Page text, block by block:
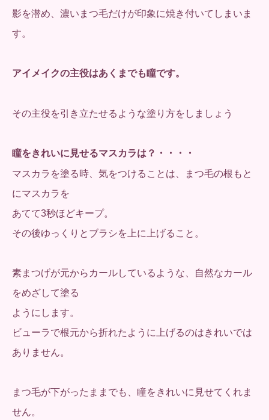
影を潜め、濃いまつ毛だけが印象に焼き付いてしまいま
す。
アイメイクの主役はあくまでも瞳です。
その主役を引き立たせるような塗り方をしましょう
瞳をきれいに見せるマスカラは？・・・・
マスカラを塗る時、気をつけることは、まつ毛の根もと
にマスカラを
あてて3秒ほどキープ。
その後ゆっくりとブラシを上に上げること。
素まつげが元からカールしているような、自然なカール
をめざして塗る
ようにします。
ビューラで根元から折れたように上げるのはきれいでは
ありません。
まつ毛が下がったままでも、瞳をきれいに見せてくれま
せん。